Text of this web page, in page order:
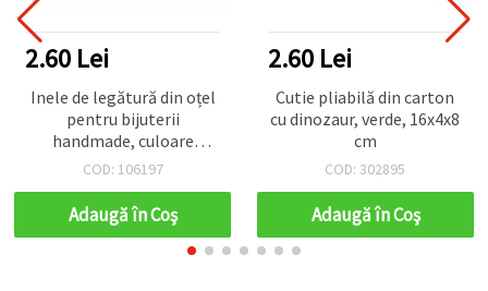
2.60 Lei
Inele de legătură din oțel
pentru bijuterii
handmade, culoare
argintie, 6x0,7 mm, 20
COD: 106197
Adaugă în Coş
2.60 Lei
Cutie pliabilă din carton
cu dinozaur, verde, 16x4x8
cm
COD: 302895
Adaugă în Coş